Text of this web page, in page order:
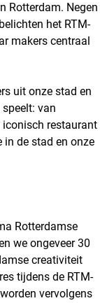
Rotterdam. Negen
het RTM-
makers centraal
uit onze stad en
van
iconisch restaurant
de stad en onze
Rotterdamse
we ongeveer 30
creativiteit
tijdens de RTM-
vervolgens